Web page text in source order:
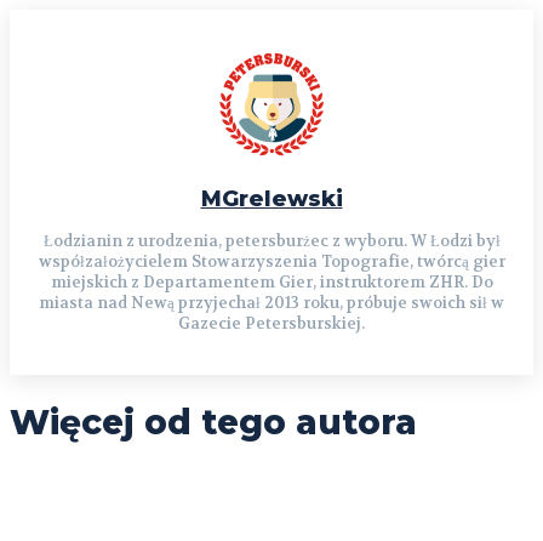
MGrelewski
Łodzianin z urodzenia, petersburżec z wyboru. W Łodzi był
współzałożycielem Stowarzyszenia Topografie, twórcą gier
miejskich z Departamentem Gier, instruktorem ZHR. Do
miasta nad Newą przyjechał 2013 roku, próbuje swoich sił w
Gazecie Petersburskiej.
Więcej od tego autora